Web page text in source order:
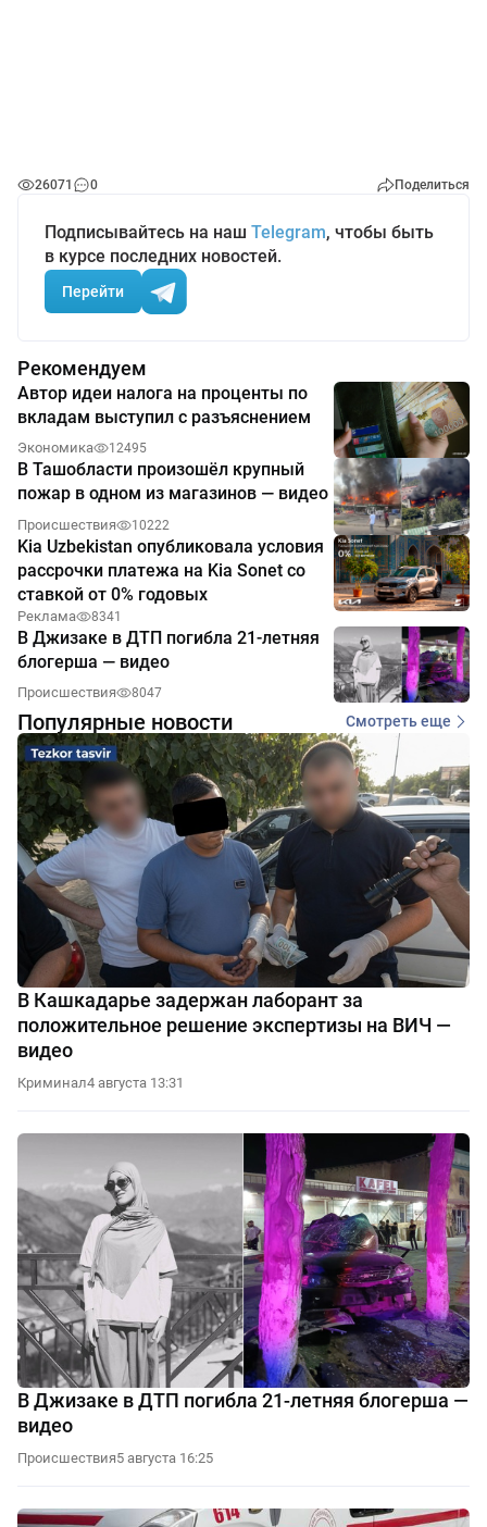
26071 0 Поделиться
Подписывайтесь на наш Telegram, чтобы быть
в курсе последних новостей.
Перейти
Рекомендуем
Автор идеи налога на проценты по
вкладам выступил с разъяснением
Экономика 12495
В Ташобласти произошёл крупный
пожар в одном из магазинов — видео
Происшествия 10222
Kia Uzbekistan опубликовала условия
рассрочки платежа на Kia Sonet со
ставкой от 0% годовых
Реклама 8341
В Джизаке в ДТП погибла 21-летняя
блогерша — видео
Происшествия 8047
Популярные новости Смотреть еще
В Кашкадарье задержан лаборант за
положительное решение экспертизы на ВИЧ —
видео
Криминал4 августа 13:31
В Джизаке в ДТП погибла 21-летняя блогерша —
видео
Происшествия5 августа 16:25